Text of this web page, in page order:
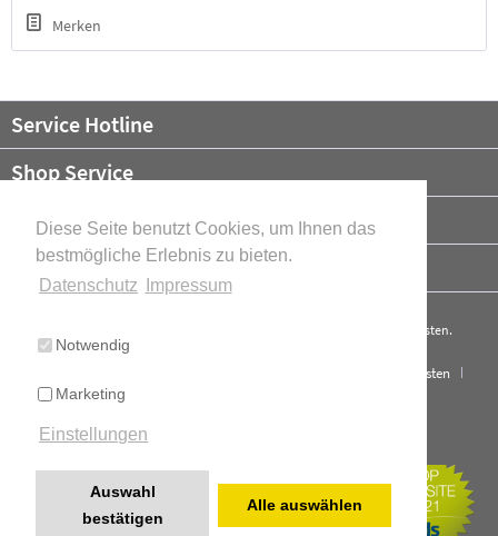
Diese Seite benutzt Cookies, um Ihnen das
bestmögliche Erlebnis zu bieten.
Datenschutz
Impressum
Notwendig
Marketing
Einstellungen
Auswahl
bestätigen
Alle auswählen
Merken
Service Hotline
Shop Service
Informationen
Newsletter
Versandkosten.
Versand und Kosten
Realisiert mit Shopware